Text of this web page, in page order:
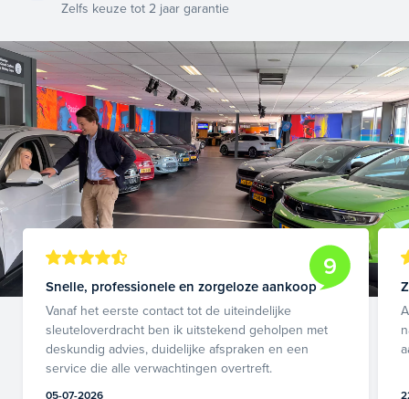
Zelfs keuze tot 2 jaar garantie
9
Snelle, professionele en zorgeloze aankoop
Vanaf het eerste contact tot de uiteindelijke
sleuteloverdracht ben ik uitstekend geholpen met
deskundig advies, duidelijke afspraken en een
service die alle verwachtingen overtreft.
05-07-2026